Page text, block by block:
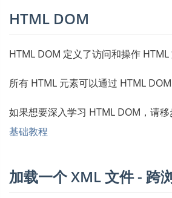
HTML DOM
HTML DOM 定义了访问和操作 HTML
所有 HTML 元素可以通过 HTML DOM
如果想要深入学习 HTML DOM，请
基础教程
加载一个 XML 文件 - 跨